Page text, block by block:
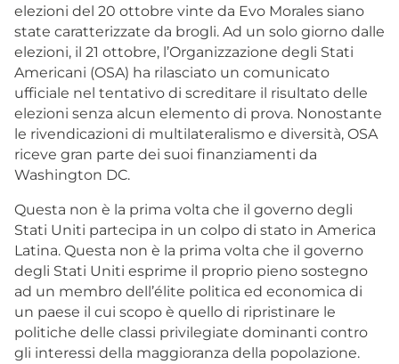
elezioni del 20 ottobre vinte da Evo Morales siano
state caratterizzate da brogli. Ad un solo giorno dalle
elezioni, il 21 ottobre, l’Organizzazione degli Stati
Americani (OSA) ha rilasciato un comunicato
ufficiale nel tentativo di screditare il risultato delle
elezioni senza alcun elemento di prova. Nonostante
le rivendicazioni di multilateralismo e diversità, OSA
riceve gran parte dei suoi finanziamenti da
Washington DC.
Questa non è la prima volta che il governo degli
Stati Uniti partecipa in un colpo di stato in America
Latina. Questa non è la prima volta che il governo
degli Stati Uniti esprime il proprio pieno sostegno
ad un membro dell’élite politica ed economica di
un paese il cui scopo è quello di ripristinare le
politiche delle classi privilegiate dominanti contro
gli interessi della maggioranza della popolazione.